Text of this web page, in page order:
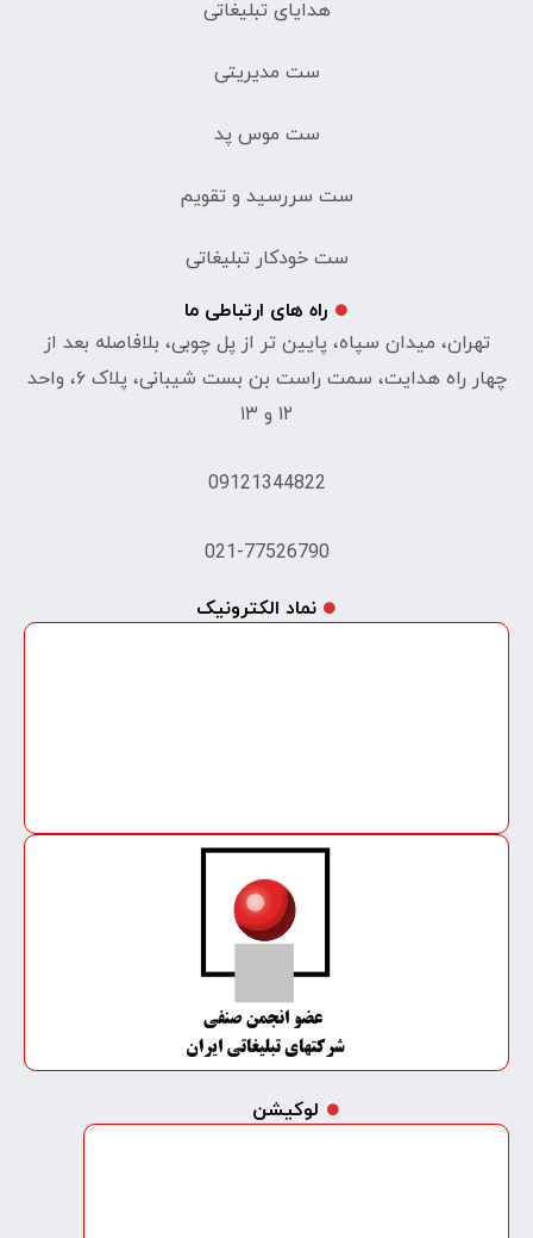
هدایای تبلیغاتی
ست مدیریتی
ست موس پد
ست سررسید و تقویم
ست خودکار تبلیغاتی
راه های ارتباطی ما
تهران، میدان سپاه، پایین تر از پل چوبی، بلافاصله بعد از
چهار راه هدایت، سمت راست بن بست شیبانی، پلاک ۶، واحد
۱۲ و ۱۳
09121344822
021-77526790
نماد الکترونیک
لوکیشن